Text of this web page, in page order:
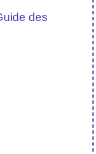
des